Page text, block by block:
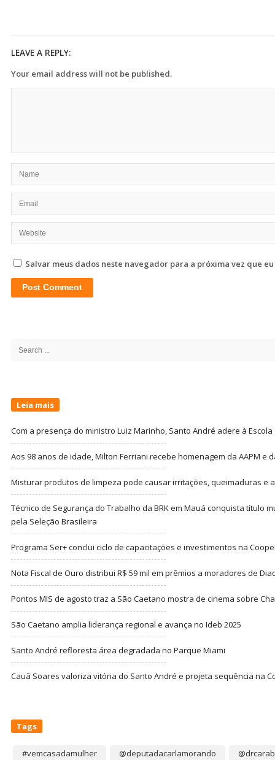
LEAVE A REPLY:
Your email address will not be published.
Salvar meus dados neste navegador para a próxima vez que
Search
Leia mais
Com a presença do ministro Luiz Marinho, Santo André adere à
Aos 98 anos de idade, Milton Ferriani recebe homenagem da AAPM e
Misturar produtos de limpeza pode causar irritações, queimaduras e
Técnico de Segurança do Trabalho da BRK em Mauá conquista título
pela Seleção Brasileira
Programa Ser+ conclui ciclo de capacitações e investimentos na
Nota Fiscal de Ouro distribui R$ 59 mil em prêmios a moradores de
Pontos MIS de agosto traz a São Caetano mostra de cinema sobre
São Caetano amplia liderança regional e avança no Ideb 2025
Santo André refloresta área degradada no Parque Miami
Cauã Soares valoriza vitória do Santo André e projeta sequência na
Tags
#vemcasadamulher @deputadacarlamorando